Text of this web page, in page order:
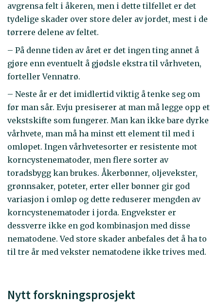
avgrensa felt i åkeren, men i dette tilfellet er det
tydelige skader over store deler av jordet, mest i de
tørrere delene av feltet.
– På denne tiden av året er det ingen ting annet å
gjøre enn eventuelt å gjødsle ekstra til vårhveten,
forteller Vennatrø.
– Neste år er det imidlertid viktig å tenke seg om
før man sår. Evju presiserer at man må legge opp et
vekstskifte som fungerer. Man kan ikke bare dyrke
vårhvete, man må ha minst ett element til med i
omløpet. Ingen vårhvetesorter er resistente mot
korncystenematoder, men flere sorter av
toradsbygg kan brukes. Åkerbønner, oljevekster,
grønnsaker, poteter, erter eller bønner gir god
variasjon i omløp og dette reduserer mengden av
korncystenematoder i jorda. Engvekster er
dessverre ikke en god kombinasjon med disse
nematodene. Ved store skader anbefales det å ha to
til tre år med vekster nematodene ikke trives med.
Nytt forskningsprosjekt